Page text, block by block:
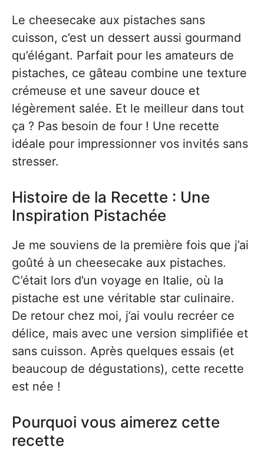
Le cheesecake aux pistaches sans
cuisson, c’est un dessert aussi gourmand
qu’élégant. Parfait pour les amateurs de
pistaches, ce gâteau combine une texture
crémeuse et une saveur douce et
légèrement salée. Et le meilleur dans tout
ça ? Pas besoin de four ! Une recette
idéale pour impressionner vos invités sans
stresser.
Histoire de la Recette : Une
Inspiration Pistachée
Je me souviens de la première fois que j’ai
goûté à un cheesecake aux pistaches.
C’était lors d’un voyage en Italie, où la
pistache est une véritable star culinaire.
De retour chez moi, j’ai voulu recréer ce
délice, mais avec une version simplifiée et
sans cuisson. Après quelques essais (et
beaucoup de dégustations), cette recette
est née !
Pourquoi vous aimerez cette
recette